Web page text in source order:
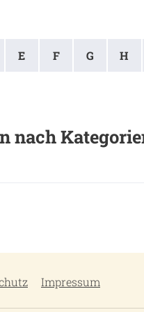
E F G H
nach
Impressum